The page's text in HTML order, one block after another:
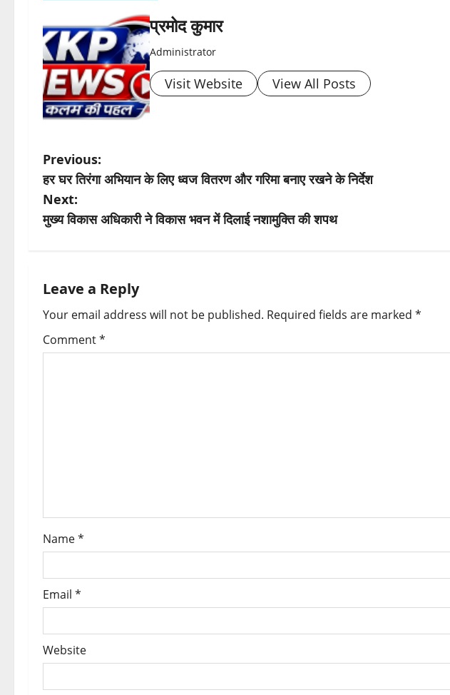
प्रमोद कुमार
Administrator
Visit Website View All Posts
P
o
s
n
a
v
o
n
Previous:
हर घर तिरंगा अभियान के लिए ध्वज वितरण और गरिमा बनाए रखने के निर्देश
Next:
मुख्य विकास अधिकारी ने विकास भवन में दिलाई नशामुक्ति की शपथ
Leave a Reply
Your email address will not be published. Required fields are marked *
Comment*
Name*
Email *
Website